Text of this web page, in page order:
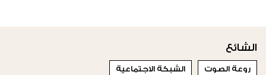
الشائع
روعة الصوت الشبكة الاجتماعية